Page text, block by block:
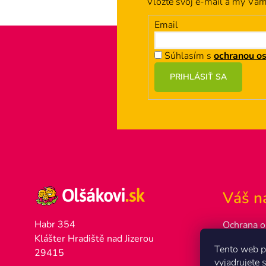
Tento web
vyjadrujete
Email
Súhlasím s ochranou
PRIHLÁSIŤ SA
Habr 354
Klášter Hradiště nad Jizerou
29415
Váš
Ochrana
Poštovné